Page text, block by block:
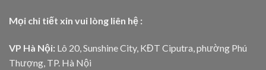
Mọi chi tiết xin vui lòng liên hệ :
VP Hà Nội: Lô 20, Sunshine City, KĐT Ciputra, phường Phú
Thượng, TP. Hà Nội